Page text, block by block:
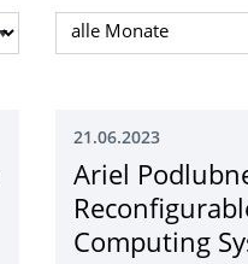
Monat auswählen
21.06.2023
Ariel
Computing